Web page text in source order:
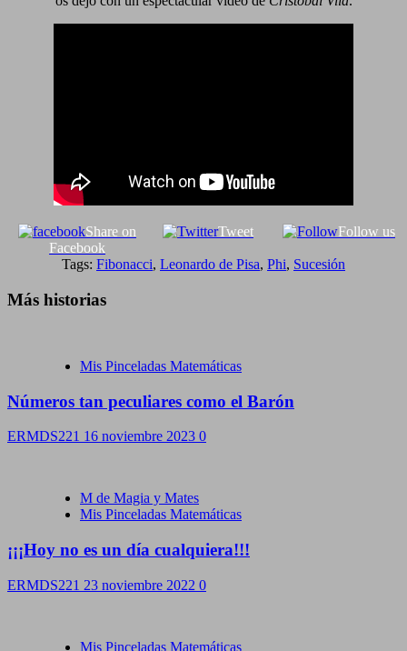
Share on
Facebook
Tweet Follow us
Tags: Fibonacci, Leonardo de Pisa, Phi, Sucesión
Más historias
Mis Pinceladas Matemáticas
Números tan peculiares como el Barón
ERMDS221 16 noviembre 2023 0
M de Magia y Mates
Mis Pinceladas Matemáticas
¡¡¡Hoy no es un día cualquiera!!!
ERMDS221 23 noviembre 2022 0
Mis Pinceladas Matemáticas